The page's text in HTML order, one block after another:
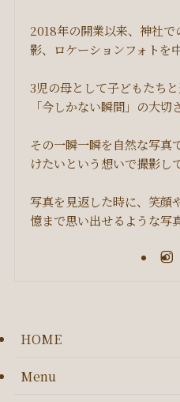
2018年の開業以来、神社
影、ロケーションフォトを
3児の母として子どもたち
「今しかない瞬間」の大切さ
その一瞬一瞬を自然な写真
けたいという想いで撮影し
写真を見返した時に、笑顔
憶まで思い出せるような写
HOME
Menu